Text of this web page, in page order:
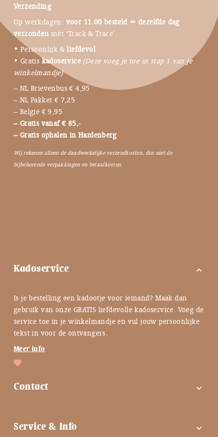
Verzending
Op werkdagen: voor 11.00 besteld = dezelfde dag
verzonden mét ‘Track & Trace’.
• Persoonlijk &liefdevol
• Gratis kadoservice (Deze voeg je toe in stap 1 van je
winkelmandje)
– NL Brievenbus € 4,95
– NL Pakket € 7,25
– België € 9,95
– Gratis vanaf € 85,-
– Gratis ophalen in Hardenberg
Wij rekenen alleen de daadwerkelijke verzendkosten, dus niet de
bijbehorende verpakkingen en betaalkosten.
Kadoservice expand_more
Is je bestelling een kadootje voor iemand? Maak dan
gebruik van onze GRATIS liefdevolle kadoservice. Voeg de
service toe in je winkelmandje en vul jouw persoonlijke
tekst in voor de ontvangers.
Meer info
Contact expand_more
Contactgegevens
Service & Info expand_more